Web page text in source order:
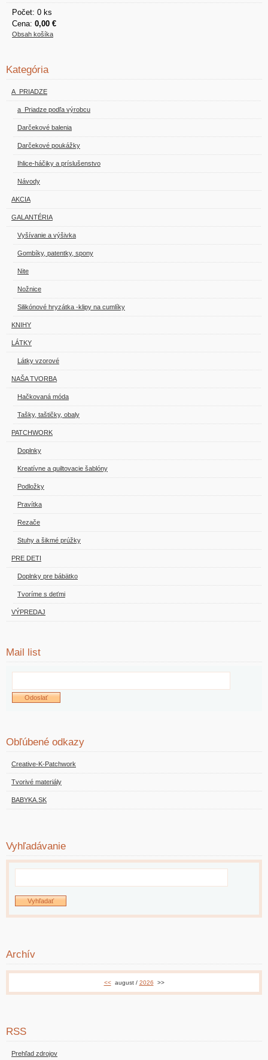
Počet: 0 ks
Cena: 0,00 €
Obsah košíka
Kategória
A_PRIADZE
a_Priadze podľa výrobcu
Darčekové balenia
Darčekové poukážky
Ihlice-háčiky a príslušenstvo
Návody
AKCIA
GALANTÉRIA
Vyšívanie a výšivka
Gombíky, patentky, spony
Nite
Nožnice
Silikónové hryzátka -klipy na cumlíky
KNIHY
LÁTKY
Látky vzorové
NAŠA TVORBA
Hačkovaná móda
Tašky, taštičky, obaly
PATCHWORK
Doplnky
Kreatívne a quiltovacie šablóny
Podložky
Pravítka
Rezače
Stuhy a šikmé prúžky
PRE DETI
Doplnky pre bábätko
Tvoríme s deťmi
VÝPREDAJ
Mail list
Obľúbené odkazy
Creative-K-Patchwork
Tvorivé materiály
BABYKA.SK
Vyhľadávanie
Archív
<< august / 2026 >>
RSS
Prehľad zdrojov